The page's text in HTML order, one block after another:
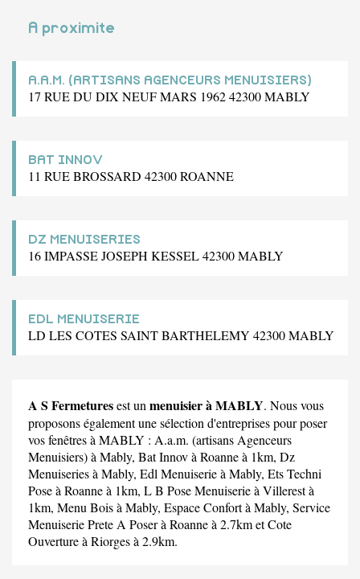
A proximite
A.A.M. (ARTISANS AGENCEURS MENUISIERS)
17 RUE DU DIX NEUF MARS 1962 42300 MABLY
BAT INNOV
11 RUE BROSSARD 42300 ROANNE
DZ MENUISERIES
16 IMPASSE JOSEPH KESSEL 42300 MABLY
EDL MENUISERIE
LD LES COTES SAINT BARTHELEMY 42300 MABLY
A S Fermeturesest un menuisier à MABLY. Nous vous
proposons également une sélection d'entreprises pour poser
vos fenêtres à MABLY : A.a.m. (artisans Agenceurs
Menuisiers)à Mably, Bat Innovà Roanne à 1km, Dz
Menuiseriesà Mably, Edl Menuiserieà Mably, Ets Techni
Poseà Roanne à 1km, L B Pose Menuiserieà Villerest à
1km, Menu Boisà Mably, Espace Confortà Mably, Service
Menuiserie Prete A Poserà Roanne à 2.7km etCote
Ouvertureà Riorges à 2.9km.